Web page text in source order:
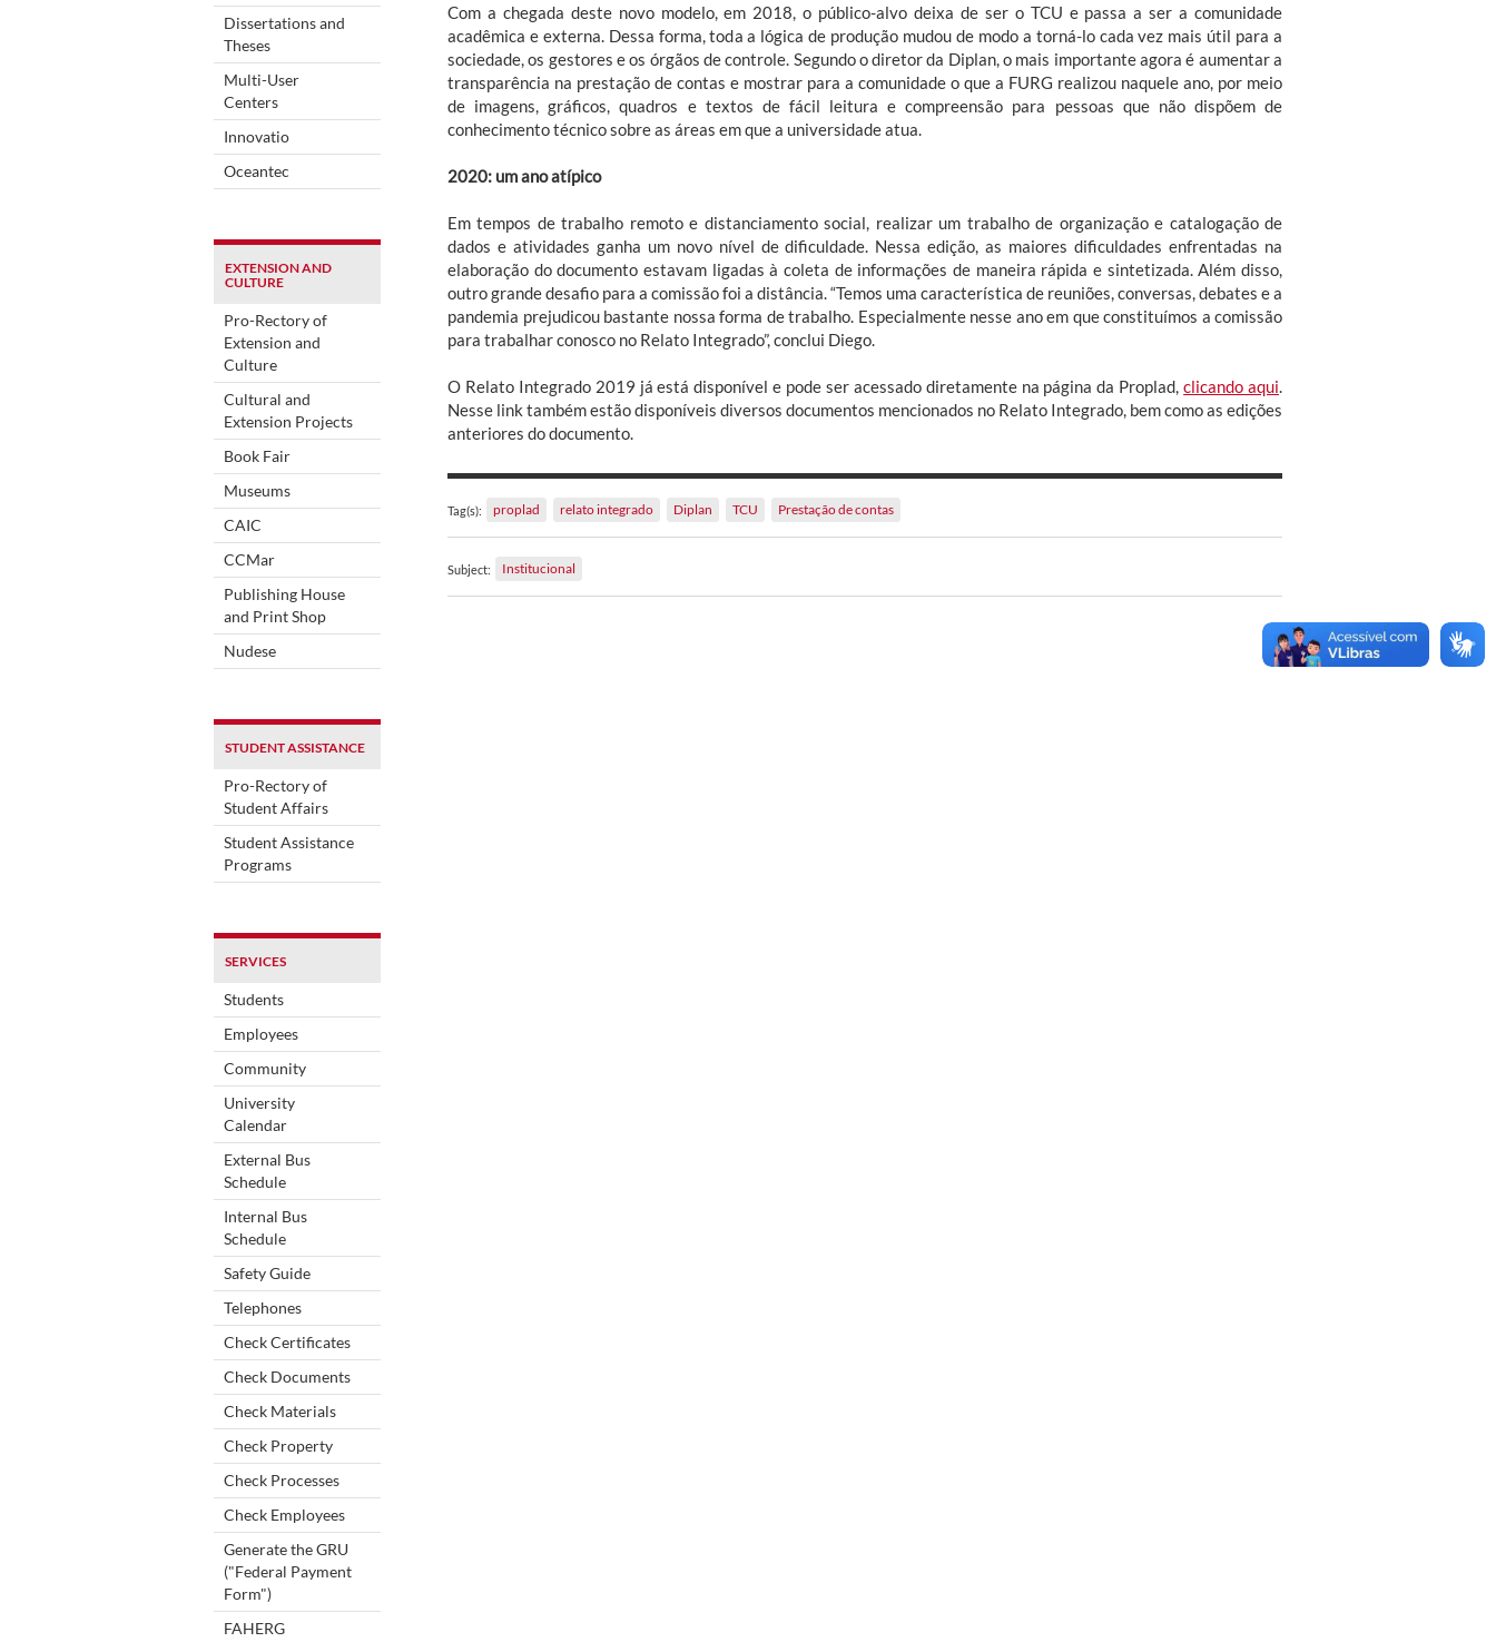
Dissertations and
Theses
Multi-User
Centers
Innovatio
Oceantec
EXTENSION AND
CULTURE
Pro-Rectory of
Extension and
Culture
Cultural and
Extension Projects
Book Fair
Museums
CAIC
CCMar
Publishing House
and Print Shop
Nudese
STUDENT ASSISTANCE
Pro-Rectory of
Student Affairs
Student Assistance
Programs
SERVICES
Students
Employees
Community
University
Calendar
External Bus
Schedule
Internal Bus
Schedule
Safety Guide
Telephones
Check Certificates
Check Documents
Check Materials
Check Property
Check Processes
Check Employees
Generate the GRU
("Federal Payment
Form")
FAHERG
Com a chegada deste novo modelo, em 2018, o público-alvo deixa de ser o TCU e passa a ser a comunidade
acadêmica e externa. Dessa forma, toda a lógica de produção mudou de modo a torná-lo cada vez mais útil para a
sociedade, os gestores e os órgãos de controle. Segundo o diretor da Diplan, o mais importante agora é aumentar a
transparência na prestação de contas e mostrar para a comunidade o que a FURG realizou naquele ano, por meio
de imagens, gráficos, quadros e textos de fácil leitura e compreensão para pessoas que não dispõem de
conhecimento técnico sobre as áreas em que a universidade atua.
2020: um ano atípico
Em tempos de trabalho remoto e distanciamento social, realizar um trabalho de organização e catalogação de
dados e atividades ganha um novo nível de dificuldade. Nessa edição, as maiores dificuldades enfrentadas na
elaboração do documento estavam ligadas à coleta de informações de maneira rápida e sintetizada. Além disso,
outro grande desafio para a comissão foi a distância. “Temos uma característica de reuniões, conversas, debates e a
pandemia prejudicou bastante nossa forma de trabalho. Especialmente nesse ano em que constituímos a comissão
para trabalhar conosco no Relato Integrado”, conclui Diego.
O Relato Integrado 2019 já está disponível e pode ser acessado diretamente na página da Proplad,clicando aqui
Nesse link também estão disponíveis diversos documentos mencionados no Relato Integrado, bem como as edições
anteriores do documento.
Tag(s): proplad relato integrado Diplan TCU Prestação de contas
Subject: Institucional